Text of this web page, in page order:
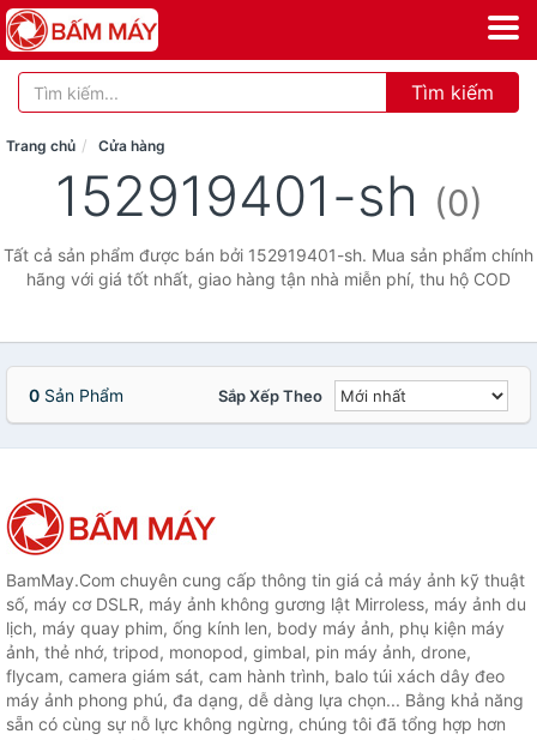
Tìm kiếm
Trang chủ Cửa hàng
152919401-sh (0)
Tất cả sản phẩm được bán bởi 152919401-sh. Mua sản phẩm chính
hãng với giá tốt nhất, giao hàng tận nhà miễn phí, thu hộ COD
0 Sản Phẩm Sắp Xếp Theo
BamMay.Com chuyên cung cấp thông tin giá cả máy ảnh kỹ thuật
số, máy cơ DSLR, máy ảnh không gương lật Mirroless, máy ảnh du
lịch, máy quay phim, ống kính len, body máy ảnh, phụ kiện máy
ảnh, thẻ nhớ, tripod, monopod, gimbal, pin máy ảnh, drone,
flycam, camera giám sát, cam hành trình, balo túi xách dây đeo
máy ảnh phong phú, đa dạng, dễ dàng lựa chọn... Bằng khả năng
sẵn có cùng sự nỗ lực không ngừng, chúng tôi đã tổng hợp hơn